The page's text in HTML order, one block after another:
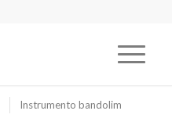
Instrumento bandolim